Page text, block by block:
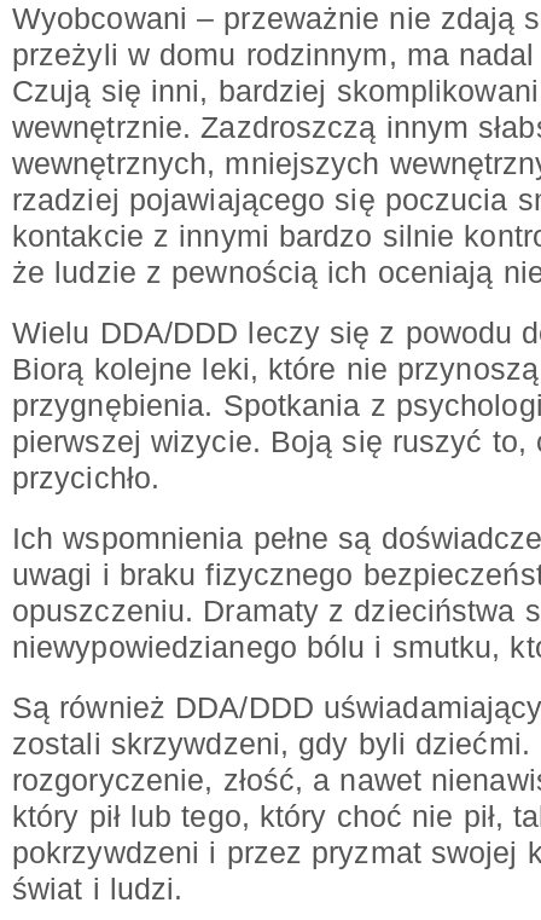
Wyobcowani – przeważnie nie zdają
przeżyli w domu rodzinnym, ma
Czują się inni, bardziej
wewnętrznie. Zazdroszczą innym
wewnętrznych, mniejszych
rzadziej pojawiającego się poczucia
kontakcie z innymi bardzo silnie
że ludzie z pewnością ich oceniają
Wielu DDA/DDD leczy się z powodu
Biorą kolejne leki, które nie
przygnębienia. Spotkania z
pierwszej wizycie. Boją się ruszyć to,
przycichło.
Ich wspomnienia pełne są
uwagi i braku fizycznego
opuszczeniu. Dramaty z dzieciństwa
niewypowiedzianego bólu i smutku,
Są również DDA/DDD
zostali skrzywdzeni, gdy byli
rozgoryczenie, złość, a nawet
który pił lub tego, który choć nie pił,
pokrzywdzeni i przez pryzmat swojej
świat i ludzi.